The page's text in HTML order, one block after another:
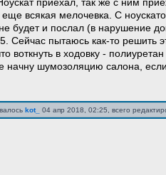
еще всякая мелочевка. С
будет и послал (в нарушение
Сейчас пытаюсь как-то решить
воткнуть в ходовку - полиуретан
начну шумозоляцию салона,
kot_ 04 апр 2018, 02:25, всего